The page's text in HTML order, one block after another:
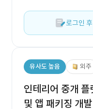
로그인
유사도 높음 외주
인테리어 중개
및 앱 패키징 개발